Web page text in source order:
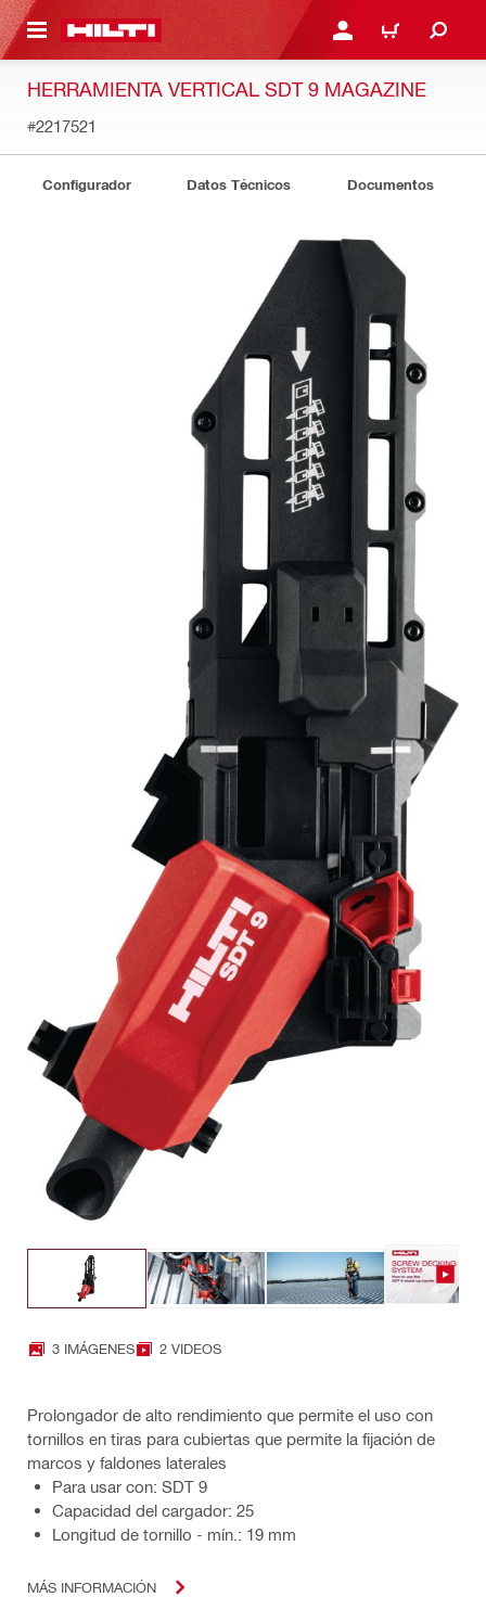
PRINCIPAL INICIE SESIÓN O
CARRITO
HERRAMIENTA VERTICAL SDT 9 MAGAZINE
#2217521
Configurador Datos Técnicos Documentos
3 IMÁGENES 2 VIDEOS
Prolongador de alto rendimiento que permite el uso con
tornillos en tiras para cubiertas que permite la fijación de
marcos y faldones laterales
Para usar con: SDT 9
Capacidad del cargador: 25
Longitud de tornillo - mín.: 19 mm
MÁS INFORMACIÓN